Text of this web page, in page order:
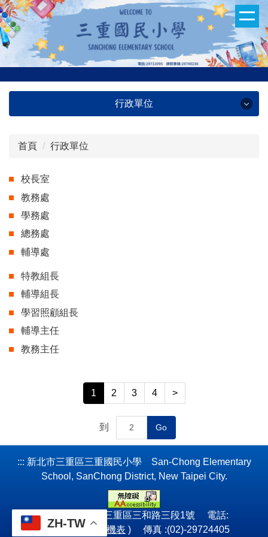
跳
到
主
要
內
容
區
ZH-TW
行政單位
行政單位
教務處
學務處
總務處
附設幼兒園
健康中心
校長室
首頁 行政單位
校長室
教務處
學務處
總務處
輔導處
特教組長
輔導組長
學習照顧組長
輔導主任
教務主任
1 2 3 4 >
到 Go
::: 新北市三重區三重國民小學 San-Chong Elementary
School, SanChong District, New Taipei City.
241052 新北市三重區三和路三段1號 電話:
(02)-29722095(
分機表 ) 傳真 :(02)-29724405